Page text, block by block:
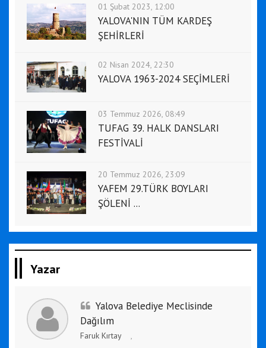
01 Şubat 2023, 12:00
YALOVA'NIN TÜM KARDEŞ
ŞEHİRLERİ
02 Nisan 2024, 22:30
YALOVA 1963-2024 SEÇİMLERİ
03 Temmuz 2026, 08:49
TUFAG 39. HALK DANSLARI
FESTİVALİ
20 Temmuz 2026, 23:09
YAFEM 29.TÜRK BOYLARI
ŞÖLENİ ...
Yazar
Yalova Belediye Meclisinde
Dağılım
Faruk Kırtay